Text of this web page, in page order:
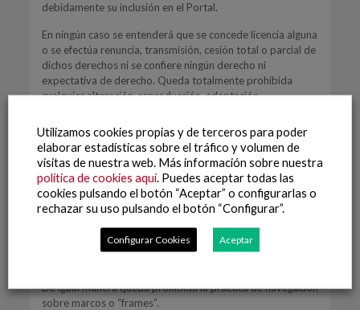
debidamente su inclusión en el Portal.
En ningún caso se entenderá que se concede licencia alguna
o se efectúa renuncia, transmisión, cesión total o parcial de
dichos derechos ni se confiere ningún derecho ni
expectativa de derecho. Queda totalmente prohibida
cualquier alteración, reproducción, adaptación,
parte de los contenidos de la Web, efectuada de cualquier
forma o por cualquier medio, mecánico, manual u otro, sin
la autorización previa y expresa del Titular.
No se podrá establecer ningún vínculo a esta Web desde
cualquier otra web sin el previo y expreso consentimiento
del Titular. Cualquier enlace realizado a la Web habrá de
dirigirse a la “home” o página de inicio, prohibiéndose la
realización de enlaces profundos o dirigidos a otros
De igual manera queda prohibida la práctica de navegación
sobre marcos o “frames”.
Utilizamos cookies propias y de terceros para poder
elaborar estadísticas sobre el tráfico y volumen de
visitas de nuestra web. Más información sobre nuestra
política de cookies aquí. Puedes aceptar todas las
cookies pulsando el botón “Aceptar” o configurarlas o
rechazar su uso pulsando el botón “Configurar”.
Configurar Cookies Aceptar